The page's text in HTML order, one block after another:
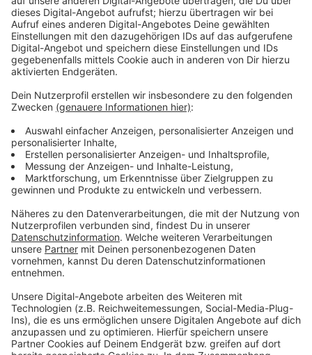
Die kalten Temperaturen haben Auswirkungen auf den
Nahverkehr in Düsseldorf: Die Rheinbahn meldet
Einschränkungen auf mehreren Linien, da vereiste
Anzeige
Diese Linien sind betroffen
Anzeige
Linien 705 und 707:Beide Linien enden an der
Haltestelle "Spichernplatz". Zwischen
"Spichernplatz" und "D-Unterrath (S)" fahren
Busse statt Bahnen.
Linie U73:Der Abschnitt zwischen "Pöhlenweg"
und "D-Gerresheim (S)" kann nicht bedient werden.
Linie U83:Die Linie U83 fährt nicht zwischen
"Uhlandstraße" und "Gerresheim Krankenhaus".